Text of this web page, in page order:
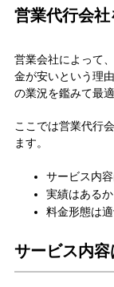
営業代行会
営業会社によって
金が安いという理
の業況を鑑みて最
ここでは営業代行
ます。
サービス内
実績はあるか
料金形態は
サービス内